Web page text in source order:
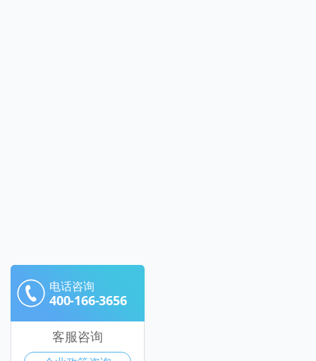
电话咨询
400-166-3656
客服咨询